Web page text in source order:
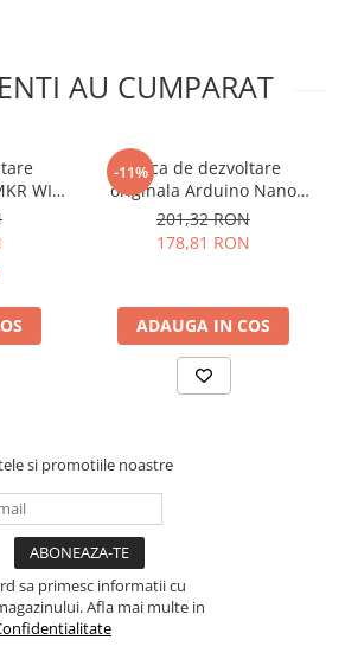
originala Arduino NANO ESP32
AU CUMPARAT
WIFI
-11%
Placa de dezvoltare
originala Arduino Nano
RP2040 Connect, cu pini
201,32 RON
178,81 RON
ADAUGA IN COS
si promotiile noastre
sa primesc informatii cu
Afla mai multe in